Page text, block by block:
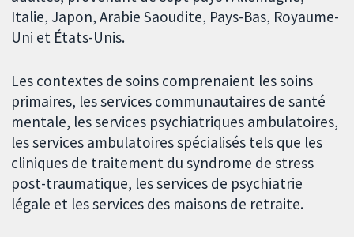
Italie, Japon, Arabie Saoudite, Pays-Bas, Royaume-
Uni et États-Unis.
Les contextes de soins comprenaient les soins
primaires, les services communautaires de santé
mentale, les services psychiatriques ambulatoires,
les services ambulatoires spécialisés tels que les
cliniques de traitement du syndrome de stress
post-traumatique, les services de psychiatrie
légale et les services des maisons de retraite.